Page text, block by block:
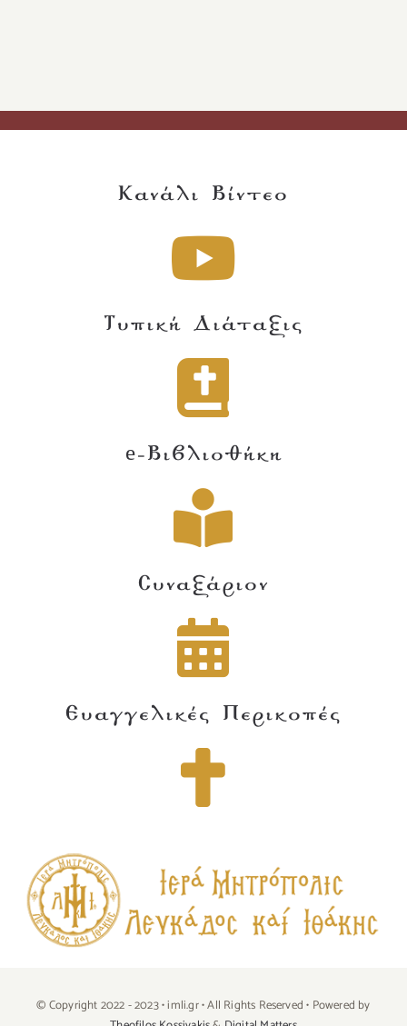
Κανάλι Βίντεο
Τυπική Διάταξις
e-Βιβλιοθήκη
Συναξάριον
Ευαγγελικές Περικοπές
© Copyright 2022 - 2023 • imli.gr • All Rights Reserved • Powered by